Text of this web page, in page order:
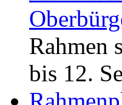
Rahmen
bis 12.